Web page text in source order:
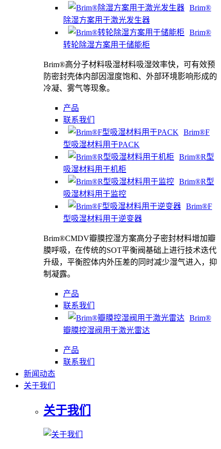
Brim®
除湿方案用于激光发生器
Brim®
转轮除湿方案用于储能柜
Brim®高分子材料吸湿材料吸湿效率快，可有效预
防密封壳体内部因湿度饱和、外部环境影响形成的
冷凝、雾气等现象。
产品
联系我们
Brim®F
型吸湿材料用于PACK
Brim®R型
吸湿材料用于机柜
Brim®R型
吸湿材料用于监控
Brim®F
型吸湿材料用于逆变器
Brim®CMDV瓣膜控湿方案高分子密封材料增加瓣
膜呼吸，在传统的SOT平衡阀基础上进行技术迭代
升级，平衡腔体内外压差的同时减少湿气进入，抑
制凝露。
产品
联系我们
Brim®
瓣膜控湿阀用于激光雷达
产品
联系我们
新闻动态
关于我们
关于我们